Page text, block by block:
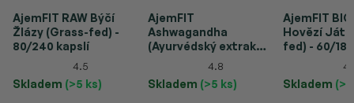
AjemFIT RAW Býčí
Žlázy (Grass-fed) -
80/240 kapslí
4.5
Skladem (>5 ks)
AjemFIT
Ashwagandha
(Ayurvédský extrakt
KSM66®) - 120 kapslí
4.8
Skladem (>5 ks)
AjemFIT
Hovězí
fed) - 60/
Skladem